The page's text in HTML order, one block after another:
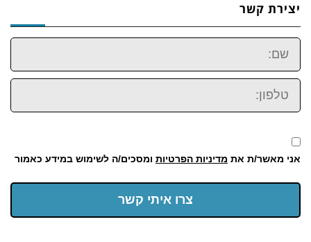
יצירת קשר
שם:
טלפון:
אני מאשר/ת את מדיניות הפרטיות ומסכים/ה לשימוש במידע כאמור
צרו איתי קשר